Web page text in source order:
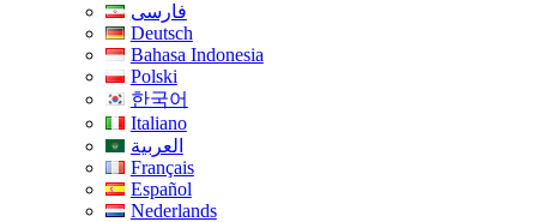
فارسی
Deutsch
Bahasa Indonesia
Polski
한국어
Italiano
العربية
Français
Español
Nederlands